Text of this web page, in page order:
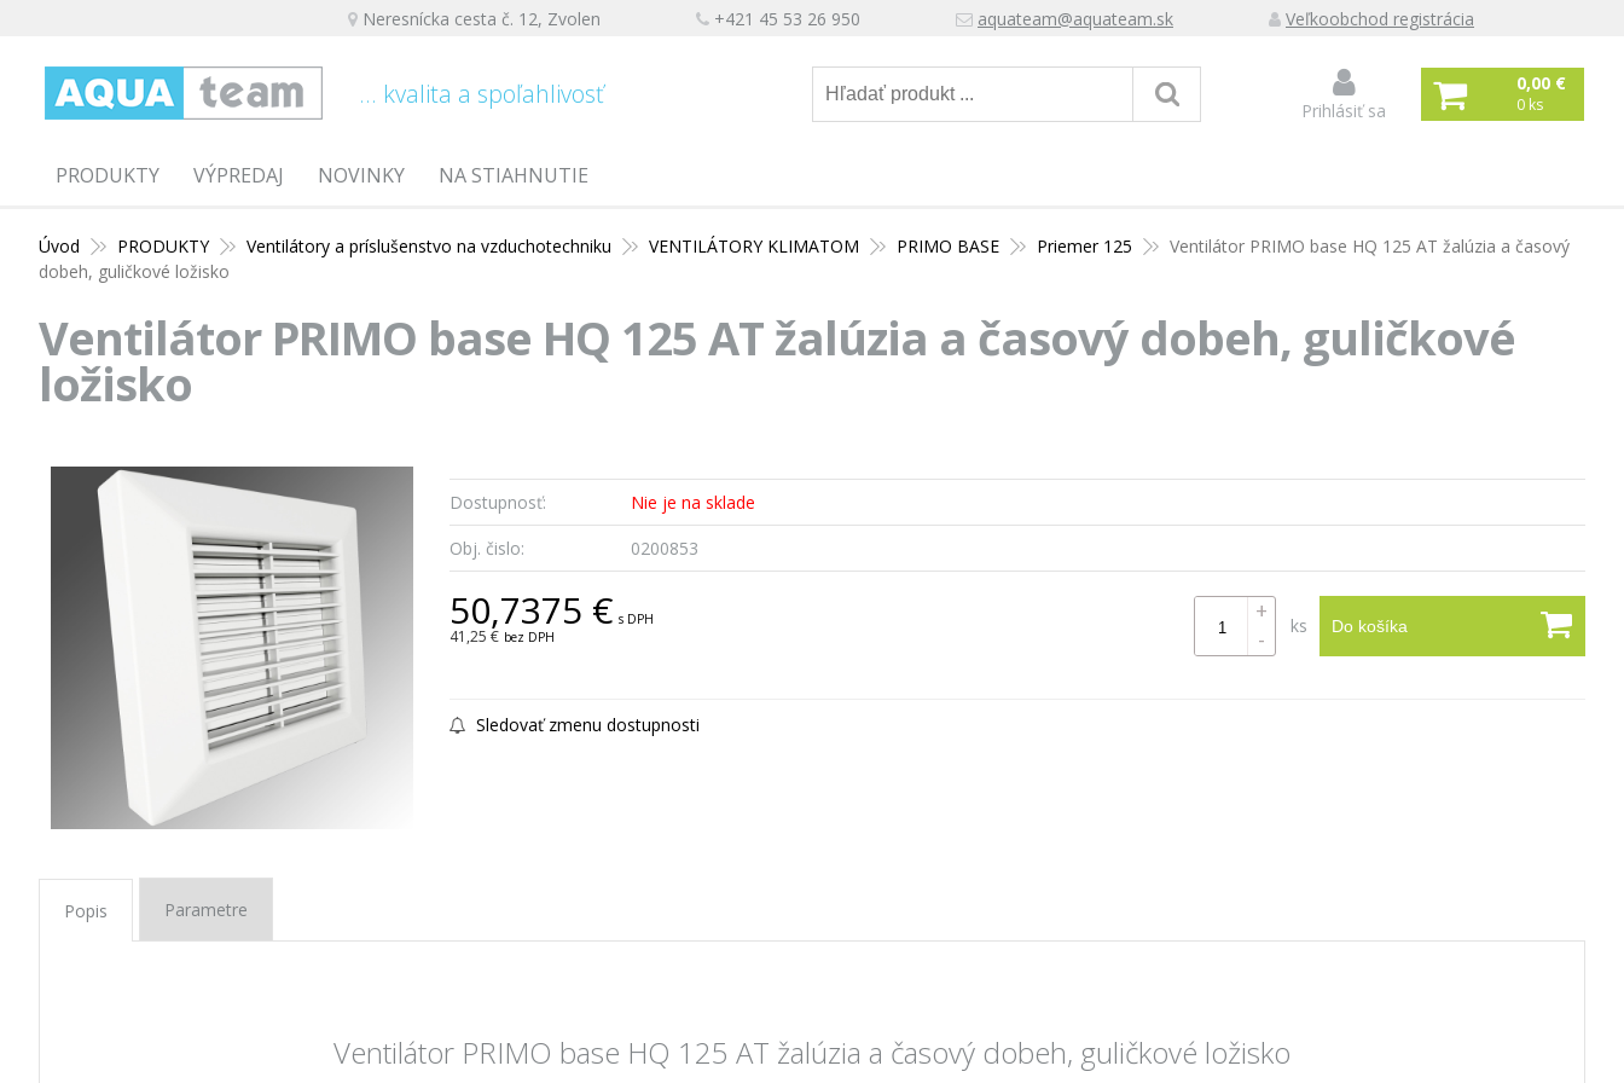
... kvalita a spoľahlivosť
Neresnícka cesta č. 12, Zvolen +421 45 53 26 950 aquateam@aquateam.sk Veľkoobchod registrácia
Prihlásiť sa
0,00 €
0 ks
PRODUKTY NOVINKY
VÝPREDAJ NA STIAHNUTIE
Úvod PRODUKTY Ventilátory a príslušenstvo na vzduchotechniku VENTILÁTORY KLIMATOM PRIMO BASE Priemer 125
Ventilátor PRIMO base HQ 125 AT žalúzia a časový
dobeh, guličkové ložisko
Ventilátor PRIMO base HQ 125 AT žalúzia a časový dobeh, guličkové
ložisko
Dostupnosť:
Nie je na sklade
Obj. čislo:
0200853
50,7375 € s DPH
41,25 € bez DPH
Do košíka
+
-
ks
Sledovať zmenu dostupnosti
Popis Parametre
Ventilátor PRIMO base HQ 125 AT žalúzia a časový dobeh, guličkové ložisko